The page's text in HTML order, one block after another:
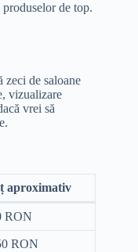
de top.
zeci de saloane
vizualizare
vrei să
aproximativ
RON
RON